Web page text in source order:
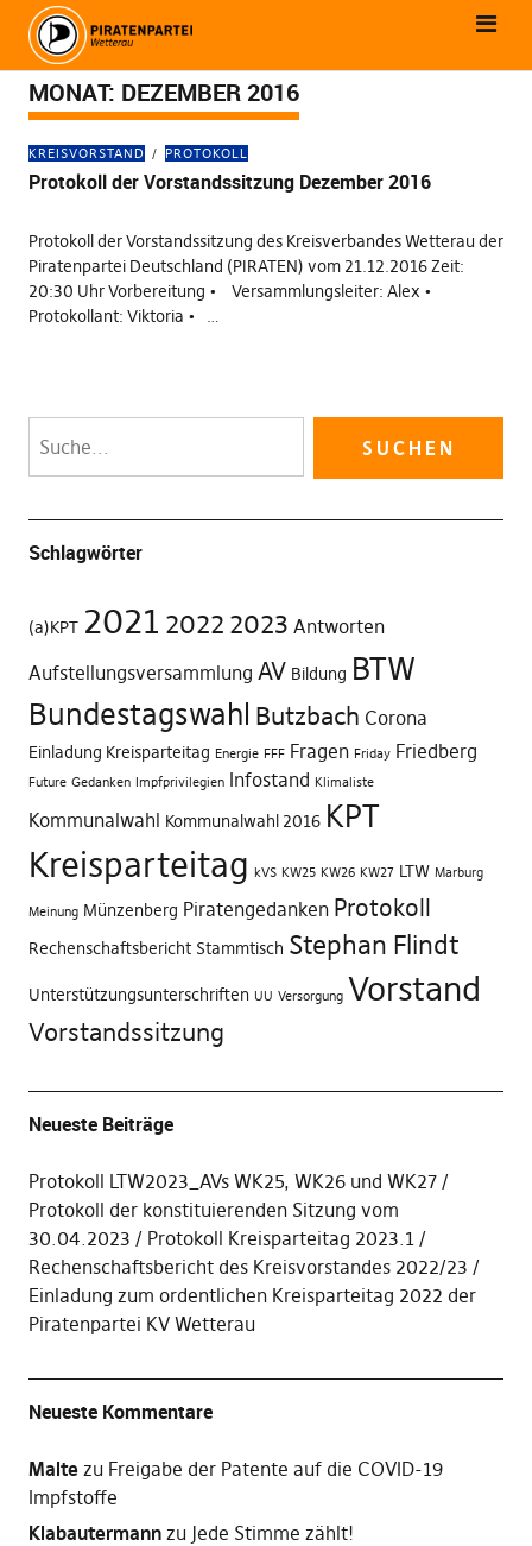
MONAT: DEZEMBER 2016
KREISVORSTAND PROTOKOLL
Protokoll der Vorstandssitzung Dezember 2016
Protokoll der Vorstandssitzung des Kreisverbandes Wetterau der
Piratenpartei Deutschland (PIRATEN) vom 21.12.2016 Zeit:
20:30 Uhr Vorbereitung • Versammlungsleiter: Alex •
Protokollant: Viktoria • …
Schlagwörter
(a)KPT 2021 2022 2023 Antworten
Aufstellungsversammlung AV Bildung BTW
Bundestagswahl Butzbach Corona
Einladung Kreisparteitag Energie FFF Fragen Friday Friedberg
Future Gedanken Impfprivilegien Infostand Klimaliste
Kommunalwahl Kommunalwahl 2016 KPT
Kreisparteitag kVS KW25 KW26 KW27 LTW Marburg
Meinung Münzenberg Piratengedanken Protokoll
Rechenschaftsbericht Stammtisch Stephan Flindt
Unterstützungsunterschriften UU Versorgung Vorstand
Vorstandssitzung
Neueste Beiträge
Protokoll LTW2023_AVs WK25, WK26 und WK27
Protokoll der konstituierenden Sitzung vom
30.04.2023
Protokoll Kreisparteitag 2023.1
Rechenschaftsbericht des Kreisvorstandes 2022/23
Einladung zum ordentlichen Kreisparteitag 2022 der
Piratenpartei KV Wetterau
Neueste Kommentare
Maltezu Freigabe der Patente auf die COVID-19
Impfstoffe
Klabautermannzu Jede Stimme zählt!